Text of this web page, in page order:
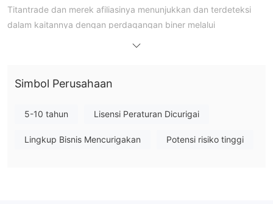
Titantrade dan merek afiliasinya menunjukkan dan terdeteksi
dalam kaitannya dengan perdagangan biner melalui
Peringatan Risiko
tahun 2017, padahal sebelumnya hanya setahun sebelumnya
“Titan Trade Capital Limited, Dom Technology Services Ltd, dan
Simbol Perusahaan
5-10 tahun Lisensi Peraturan Dicurigai
Lingkup Bisnis Mencurigakan Potensi risiko tinggi